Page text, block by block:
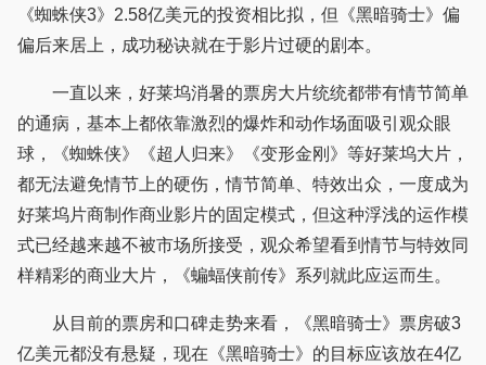
《蜘蛛侠3》2.58亿美元的投资相比拟，但《黑暗骑士》偏
偏后来居上，成功秘诀就在于影片过硬的剧本。
一直以来，好莱坞消暑的票房大片统统都带有情节简单
的通病，基本上都依靠激烈的爆炸和动作场面吸引观众眼
球，《蜘蛛侠》《超人归来》《变形金刚》等好莱坞大片，
都无法避免情节上的硬伤，情节简单、特效出众，一度成为
好莱坞片商制作商业影片的固定模式，但这种浮浅的运作模
式已经越来越不被市场所接受，观众希望看到情节与特效同
样精彩的商业大片，《蝙蝠侠前传》系列就此应运而生。
从目前的票房和口碑走势来看，《黑暗骑士》票房破3
亿美元都没有悬疑，现在《黑暗骑士》的目标应该放在4亿